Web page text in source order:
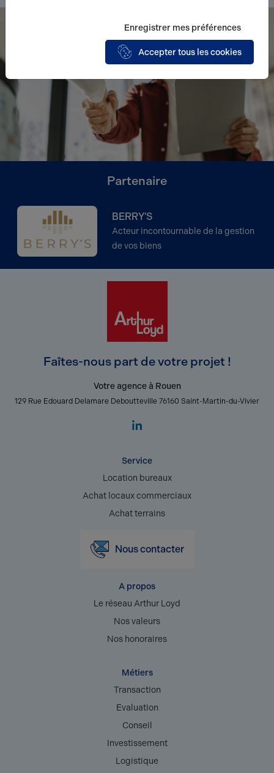
Partenaire
BERRY'S
Acteur incontournable de la gestion
de vos biens
Faîtes-nous part de votre projet !
Votre agence à Rouen
129 Rue Edouard Delamare Deboutteville 76160 Saint-Martin-du-Vivier
Service
Location bureaux
Achat locaux commerciaux
Achat terrains
Nous contacter
A propos
Le réseau Arthur Loyd
Nos valeurs
Nos honoraires
Métiers
Transaction
Evaluation
Conseil
Investissement
Logistique
Enregistrer mes préférences
Accepter tous les cookies